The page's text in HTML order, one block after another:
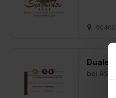
90402
bei